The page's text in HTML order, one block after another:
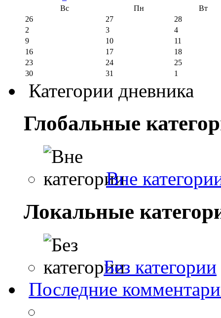
Вс
Пн
Вт
26
27
28
2
3
4
9
10
11
16
17
18
23
24
25
30
31 1
Категории дневника
Глобальные
Вне
Локальные
Без категории
Последние